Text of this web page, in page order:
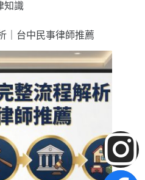
知識
｜台中民事律師推薦